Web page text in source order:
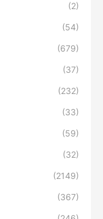
(2)
(54)
(679)
(37)
(232)
(33)
(59)
(32)
(2149)
(367)